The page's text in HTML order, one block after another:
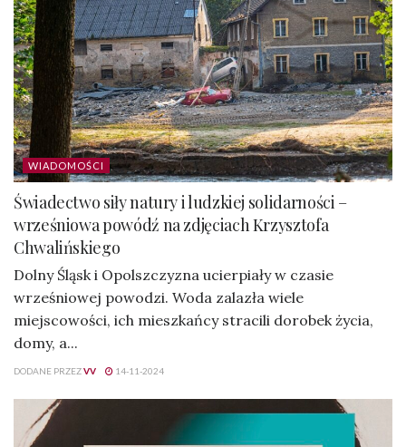
WIADOMOŚCI
Świadectwo siły natury i ludzkiej solidarności –
wrześniowa powódź na zdjęciach Krzysztofa
Chwalińskiego
Dolny Śląsk i Opolszczyzna ucierpiały w czasie
wrześniowej powodzi. Woda zalazła wiele
miejscowości, ich mieszkańcy stracili dorobek życia,
domy, a...
DODANE PRZEZVV 14-11-2024